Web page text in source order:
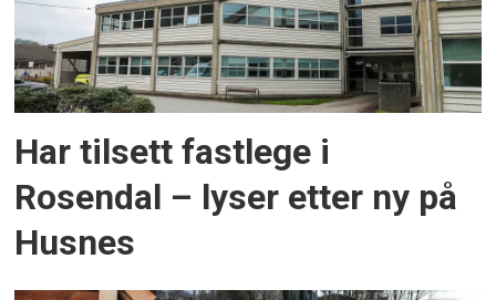
Har tilsett fastlege i
Rosendal – lyser etter ny på
Husnes